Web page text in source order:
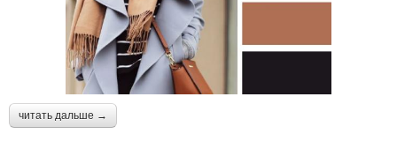
читать дальше →